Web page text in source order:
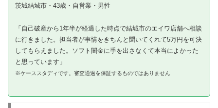
茨城結城市・43歳・自営業・男性
「自己破産から1年半が経過した時点で結城市のエイワ店舗へ相談
に行きました。担当者が事情をきちんと聞いてくれて5万円を可決
してもらえました。ソフト闇金に手を出さなくて本当によかった
と思っています」
※ケーススタディです。審査通過を保証するものではありません